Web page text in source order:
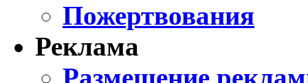
Пожертвования
Реклама